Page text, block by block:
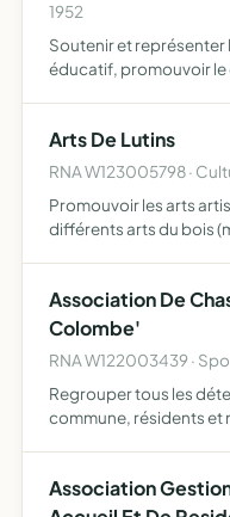
1952
Soutenir et représenter
éducatif, promouvoir le
élèves
Arts De Lutins
RNA W123005798 ·
Promouvoir les arts
différents arts du bois
transmettre…
Association De
Colombe'
RNA W122003439 ·
Regrouper tous les
commune, résidents et
Association